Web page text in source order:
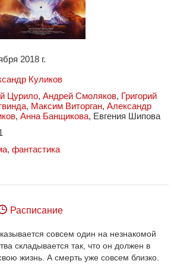
2018 г.
Куликов
Цурило, Андрей Смоляков, Григорий
, Максим Виторган, Александр
, Анна Банщикова, Евгения Шипова
, фантастика
Расписание
совсем один на незнакомой
складывается так, что он должен в
жизнь. А смерть уже совсем близко.